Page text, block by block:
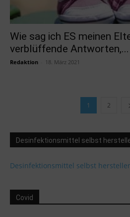
Wie sag ich ES meinen
verblüffende Antworten,...
Redaktion 18. März 2021
1 2
Desinfektionsmittel selbst
Desinfektionsmittel selbst
Covid